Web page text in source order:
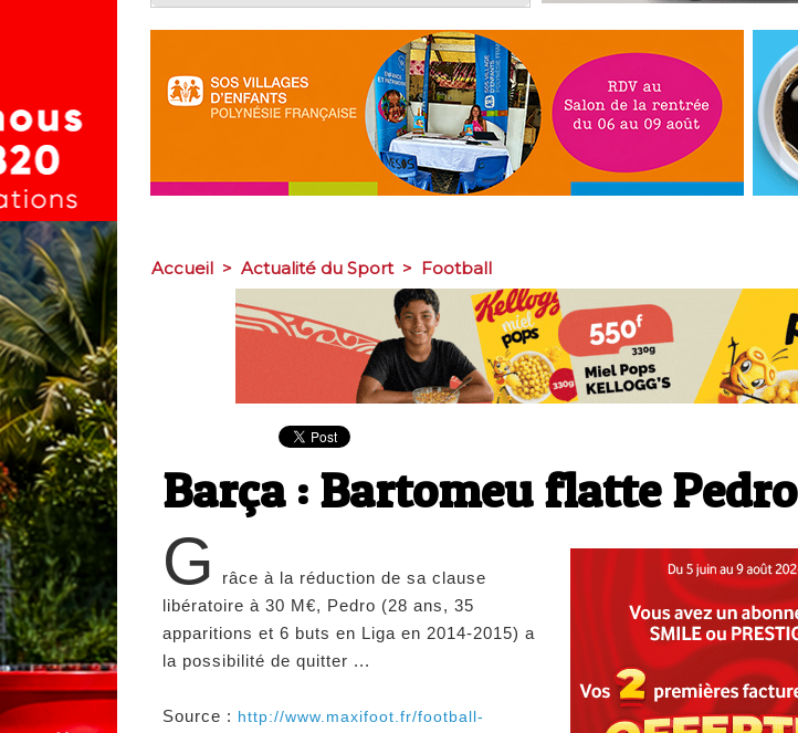
Accueil > Actualité du Sport > Football
Barça : Bartomeu flatte Pedro
G
râce à la réduction de sa clause
libératoire à 30 M€, Pedro (28 ans, 35
apparitions et 6 buts en Liga en 2014-2015) a
la possibilité de quitter ...
Source : http://www.maxifoot.fr/football-